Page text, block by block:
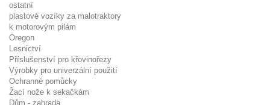
ostatní
plastové vozíky za malotraktory
k motorovým pilám
Oregon
Lesnictví
Příslušenství pro křovinořezy
Výrobky pro univerzální použití
Ochranné pomůcky
Žací nože k sekačkám
Dům - zahrada